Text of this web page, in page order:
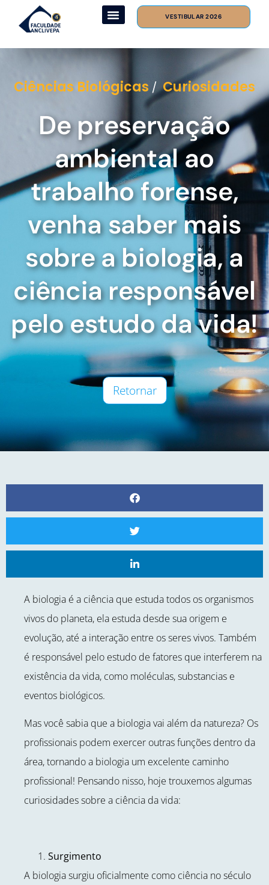
VESTIBULAR 2026
Ciências Biológicas / Curiosidades
De preservação
ambiental ao
trabalho forense,
venha saber mais
sobre a biologia, a
ciência responsável
pelo estudo da vida!
Retornar
A biologia é a ciência que estuda todos os organismos
vivos do planeta, ela estuda desde sua origem e
evolução, até a interação entre os seres vivos. Também
é responsável pelo estudo de fatores que interferem na
existência da vida, como moléculas, substancias e
eventos biológicos.
Mas você sabia que a biologia vai além da natureza? Os
profissionais podem exercer outras funções dentro da
área, tornando a biologia um excelente caminho
profissional! Pensando nisso, hoje trouxemos algumas
curiosidades sobre a ciência da vida:
Surgimento
A biologia surgiu oficialmente como ciência no século